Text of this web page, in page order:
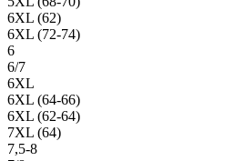
6XL (62)
6XL (72-74)
6
6/7
6XL
6XL (64-66)
6XL (62-64)
7XL (64)
7,5-8